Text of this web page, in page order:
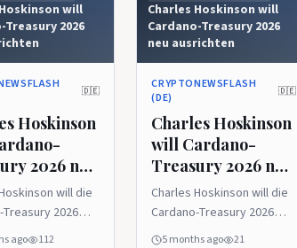
will
Treasury 2026
🇩🇪
Hoskinson
2026 neu
will die
2026
ausrichten.
ago 112
Charles Hoskinson will
Cardano-Treasury 2026
neu ausrichten
CRYPTONEWSFLASH
(DE)
🇩🇪
Charles Hoskinson
will Cardano-
Treasury 2026 neu
ausrichten
Charles Hoskinson will die
Cardano-Treasury 2026
deutlich anders ausrichten.
5 months ago 21